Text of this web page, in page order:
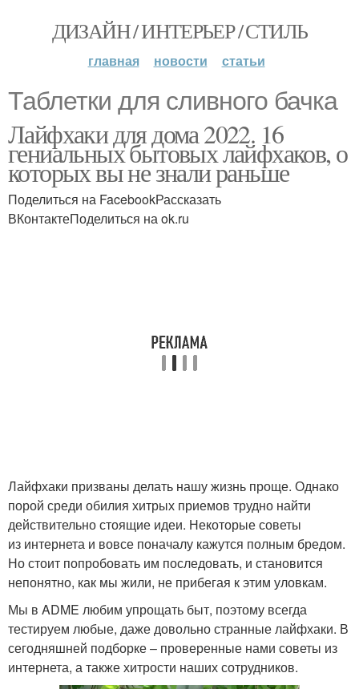
ДИЗАЙН / ИНТЕРЬЕР / СТИЛЬ
главная новости статьи
Таблетки для сливного бачка
Лайфхаки для дома 2022. 16
гениальных бытовых лайфхаков, о
которых вы не знали раньше
Поделиться на FacebookРассказать
ВКонтактеПоделиться на ok.ru
Лайфхаки призваны делать нашу жизнь проще. Однако
порой среди обилия хитрых приемов трудно найти
действительно стоящие идеи. Некоторые советы
из интернета и вовсе поначалу кажутся полным бредом.
Но стоит попробовать им последовать, и становится
непонятно, как мы жили, не прибегая к этим уловкам.
Мы в ADME любим упрощать быт, поэтому всегда
тестируем любые, даже довольно странные лайфхаки. В
сегодняшней подборке – проверенные нами советы из
интернета, а также хитрости наших сотрудников.